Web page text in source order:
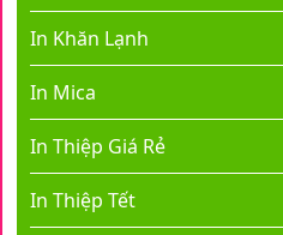
In Khăn Lạnh
In Mica
In Thiệp Giá Rẻ
In Thiệp Tết